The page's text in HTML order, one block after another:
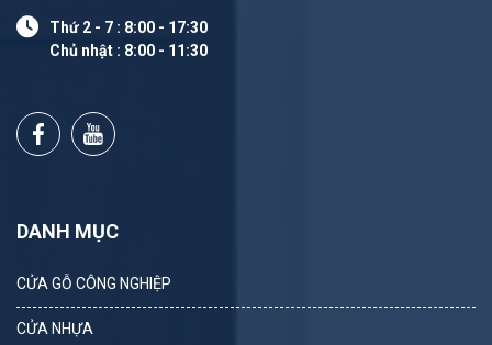
Thứ 2 - 7 : 8:00 - 17:30
Chủ nhật : 8:00 - 11:30
DANH MỤC
CỬA GỖ CÔNG NGHIỆP
CỬA NHỰA